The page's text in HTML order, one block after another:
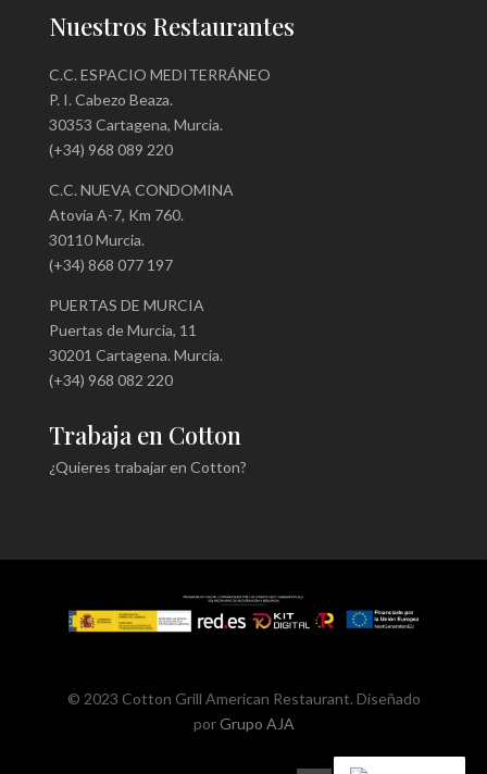
Nuestros Restaurantes
C.C. ESPACIO MEDITERRÁNEO
P. I. Cabezo Beaza.
30353 Cartagena, Murcia.
(+34) 968 089 220
C.C. NUEVA CONDOMINA
Atovía A-7, Km 760.
30110 Murcia.
(+34) 868 077 197
PUERTAS DE MURCIA
Puertas de Murcia, 11
30201 Cartagena. Murcia.
(+34) 968 082 220
Trabaja en Cotton
¿Quieres trabajar en Cotton?
© 2023 Cotton Grill American Restaurant. Diseñado
porGrupo AJA